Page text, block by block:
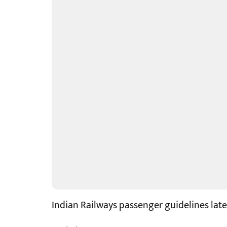
Indian Railways passenger guidelines